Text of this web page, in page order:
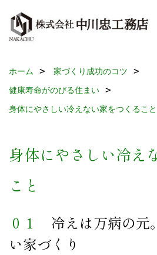
ホーム
家づくり成功のコツ
健康寿命がのびる住まい
身体にやさしい冷えない家をつくること
身体にやさしい冷え
こと
０１ 冷えは万病の元
い家づくり